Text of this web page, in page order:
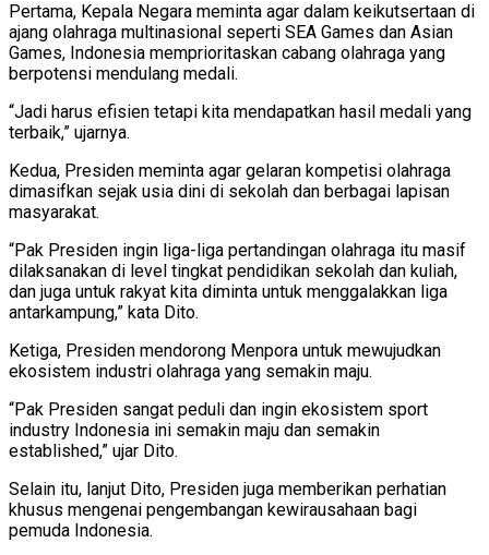
Pertama, Kepala Negara meminta agar dalam keikutsertaan di
ajang olahraga multinasional seperti SEA Games dan Asian
Games, Indonesia memprioritaskan cabang olahraga yang
berpotensi mendulang medali.
“Jadi harus efisien tetapi kita mendapatkan hasil medali yang
terbaik,” ujarnya.
Kedua, Presiden meminta agar gelaran kompetisi olahraga
dimasifkan sejak usia dini di sekolah dan berbagai lapisan
masyarakat.
“Pak Presiden ingin liga-liga pertandingan olahraga itu masif
dilaksanakan di level tingkat pendidikan sekolah dan kuliah,
dan juga untuk rakyat kita diminta untuk menggalakkan liga
antarkampung,” kata Dito.
Ketiga, Presiden mendorong Menpora untuk mewujudkan
ekosistem industri olahraga yang semakin maju.
“Pak Presiden sangat peduli dan ingin ekosistem sport
industry Indonesia ini semakin maju dan semakin
established,” ujar Dito.
Selain itu, lanjut Dito, Presiden juga memberikan perhatian
khusus mengenai pengembangan kewirausahaan bagi
pemuda Indonesia.